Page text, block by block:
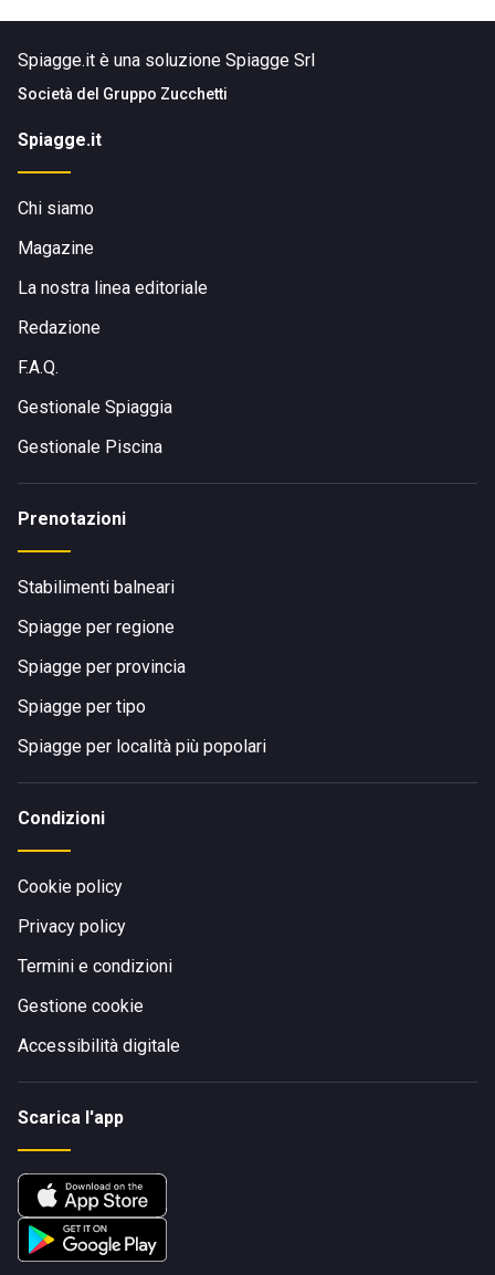
Spiagge.it è una soluzione Spiagge Srl
Società del Gruppo Zucchetti
Spiagge.it
Chi siamo
Magazine
La nostra linea editoriale
Redazione
F.A.Q.
Gestionale Spiaggia
Gestionale Piscina
Prenotazioni
Stabilimenti balneari
Spiagge per regione
Spiagge per provincia
Spiagge per tipo
Spiagge per località più popolari
Condizioni
Cookie policy
Privacy policy
Termini e condizioni
Gestione cookie
Accessibilità digitale
Scarica l'app